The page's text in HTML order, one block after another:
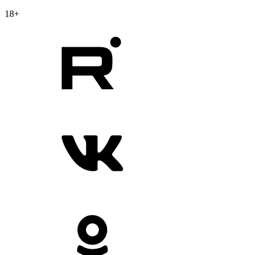
18+